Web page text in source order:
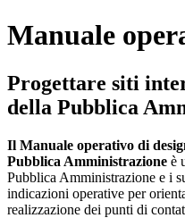
Manuale
Progettare siti
della Pubblica
Il Manuale operativo di
Pubblica Amministrazione è
Pubblica Amministrazione e i
indicazioni operative per
realizzazione dei punti di